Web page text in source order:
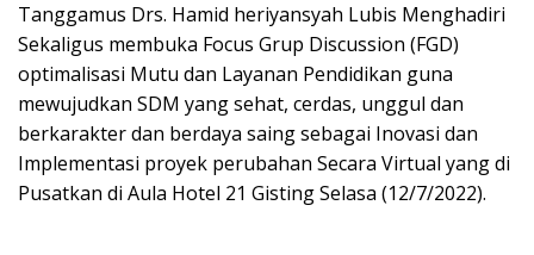
Tanggamus Drs. Hamid heriyansyah Lubis Menghadiri
Sekaligus membuka Focus Grup Discussion (FGD)
optimalisasi Mutu dan Layanan Pendidikan guna
mewujudkan SDM yang sehat, cerdas, unggul dan
berkarakter dan berdaya saing sebagai Inovasi dan
Implementasi proyek perubahan Secara Virtual yang di
Pusatkan di Aula Hotel 21 Gisting Selasa (12/7/2022).